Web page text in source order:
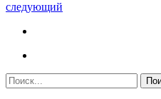
следующий